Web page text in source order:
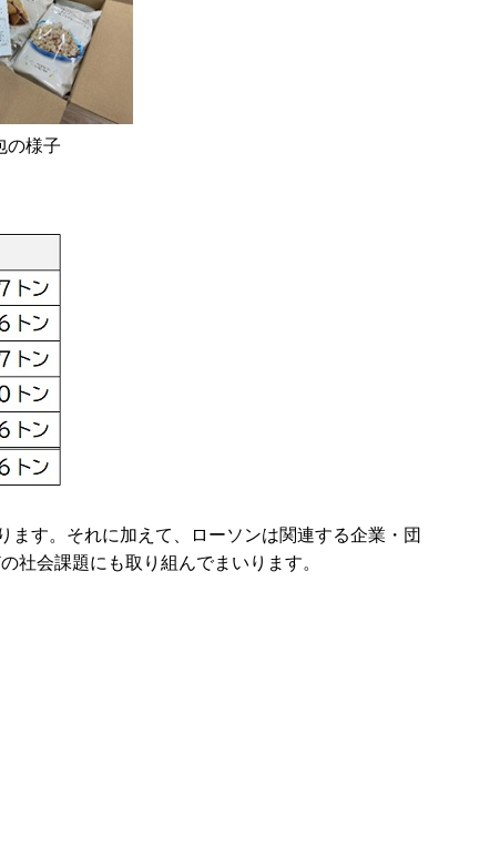
の様子
す。それに加えて、ローソンは関連する企業・団
社会課題にも取り組んでまいります。